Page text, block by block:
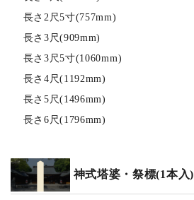
長さ2尺5寸(757mm)
長さ3尺(909mm)
長さ3尺5寸(1060mm)
長さ4尺(1192mm)
長さ5尺(1496mm)
長さ6尺(1796mm)
神式塔婆・祭標(1本入)